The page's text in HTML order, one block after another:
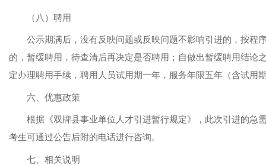
（ 八 ）聘用
公示期满后，没有反映问题或反映问题不影响引进的， 按程
的，暂缓聘用 ，待查清后再决定是否聘用 ； 自做出暂缓聘用结论
定办理聘用手续，聘用人员试用期一年，服务年限五年（含试用
六 、优惠政策
根据《双牌县事业单位人才引进暂行规定》， 此次引进的急
考生可通过公告后附的电话进行咨询。
七、相关说明